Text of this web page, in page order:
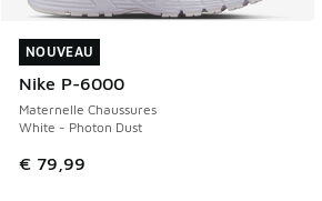
NOUVEAU
Nike P-6000
Maternelle Chaussures
White - Photon Dust
€ 79,99
NOUVEAU